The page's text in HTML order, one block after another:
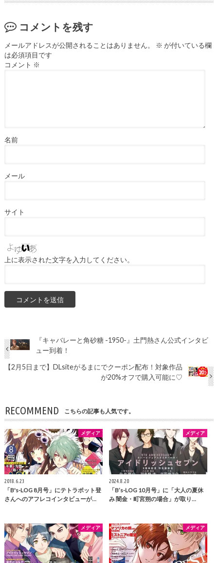
コメントを残す
メールアドレスが公開されることはありません。 ※ が付いている欄
は必須項目です
コメント ※
名前
メール
サイト
上に表示された文字を入力してください。
『キャバレーと角砂糖 -1950-』土門熱さん公式インタビ
ュー到着！
【2月5日まで】DLsiteがるまにでクーポン配布！対象作品
が20%オフで購入可能に♡
RECOMMEND こちらの記事も人気です。
メディア
2018.6.23
「B's-LOG 8月号」にテトラポット登
さんへのアフレコインタビューが…
メディア
2024.8.20
「B’s-LOG 10月号」に「大人の夏休
み 闇金・町宮朔の場合」が取り…
メディア メディア